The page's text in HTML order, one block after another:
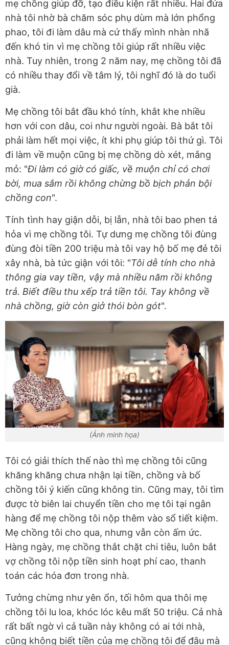
mẹ chồng giúp đỡ, tạo điều kiện rất nhiều. Hai đứa
nhà tôi nhờ bà chăm sóc phụ dùm mà lớn phổng
phao, tôi đi làm dâu mà cứ thấy mình nhàn nhã
đến khó tin vì mẹ chồng tôi giúp rất nhiều việc
nhà. Tuy nhiên, trong 2 năm nay, mẹ chồng tôi đã
có nhiều thay đổi về tâm lý, tôi nghĩ đó là do tuổi
già.
Mẹ chồng tôi bắt đầu khó tính, khắt khe nhiều
hơn với con dâu, coi như người ngoài. Bà bắt tôi
phải làm hết mọi việc, ít khi phụ giúp tôi thứ gì. Tôi
đi làm về muộn cũng bị mẹ chồng dò xét, mắng
mỏ: "Đi làm có giờ có giấc, về muộn chỉ có chơi
bời, mua sắm rồi không chừng bồ bịch phản bội
chồng con".
Tính tình hay giận dỗi, bị lẫn, nhà tôi bao phen tá
hỏa vì mẹ chồng tôi. Tự dưng mẹ chồng tôi đùng
đùng đòi tiền 200 triệu mà tôi vay hộ bố mẹ đẻ tôi
xây nhà, bà tức giận với tôi: "Tôi dễ tính cho nhà
thông gia vay tiền, vậy mà nhiều năm rồi không
trả. Biết điều thu xếp trả tiền tôi. Tay không về
nhà chồng, giờ còn giở thói bòn gót".
(Ảnh minh họa)
Tôi có giải thích thế nào thì mẹ chồng tôi cũng
khăng khăng chưa nhận lại tiền, chồng và bố
chồng tôi ý kiến cũng không tin. Cũng may, tôi tìm
được tờ biên lai chuyển tiền cho mẹ tôi tại ngân
hàng để mẹ chồng tôi nộp thêm vào sổ tiết kiệm.
Mẹ chồng tôi cho qua, nhưng vẫn còn ấm ức.
Hàng ngày, mẹ chồng thắt chặt chi tiêu, luôn bắt
vợ chồng tôi nộp tiền sinh hoạt phí cao, thanh
toán các hóa đơn trong nhà.
Tưởng chừng như yên ổn, tối hôm qua thôi mẹ
chồng tôi lu loa, khóc lóc kêu mất 50 triệu. Cả nhà
rất bất ngờ vì cả tuần này không có ai tới nhà,
cũng không biết tiền của mẹ chồng tôi để đâu mà